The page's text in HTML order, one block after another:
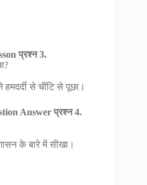
प्रश्न 3.
से चींटि से पूछा।
Answer प्रश्न 4.
के बारे में सीखा।